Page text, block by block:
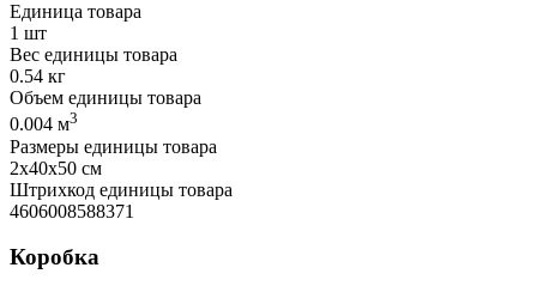
Единица товара
1 шт
Вес единицы товара
0.54 кг
Объем единицы товара
0.004 м3
Размеры единицы товара
2х40х50 см
Штрихкод единицы товара
4606008588371
Коробка